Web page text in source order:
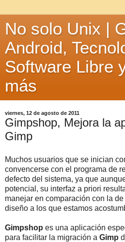
No solo Unix |
Android,
Software Libre
más
viernes, 12 de agosto de 2011
Gimpshop, Mejora la
Gimp
Muchos usuarios que se inician
convencerse con el programa de
defecto del sistema, ya que
potencial, su interfaz a priori
manejar en comparación con la
diseño a los que estamos
Gimpshop es una aplicación
para facilitar la migración a Gimp